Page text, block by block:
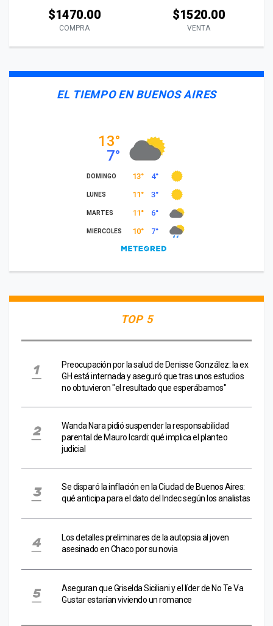
$1470.00
COMPRA
$1520.00
VENTA
EL TIEMPO EN BUENOS AIRES
TOP 5
Preocupación por la salud de Denisse González: la ex
GH está internada y aseguró que tras unos estudios
no obtuvieron "el resultado que esperábamos"
Wanda Nara pidió suspender la responsabilidad
parental de Mauro Icardi: qué implica el planteo
judicial
Se disparó la inflación en la Ciudad de Buenos Aires:
qué anticipa para el dato del Indec según los analistas
Los detalles preliminares de la autopsia al joven
asesinado en Chaco por su novia
Aseguran que Griselda Siciliani y el líder de No Te Va
Gustar estarían viviendo un romance